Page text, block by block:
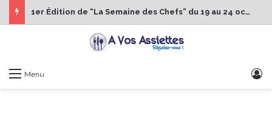
1er Édition de “La Semaine des Chefs” du 19 au 24 octobre 2026
Menu